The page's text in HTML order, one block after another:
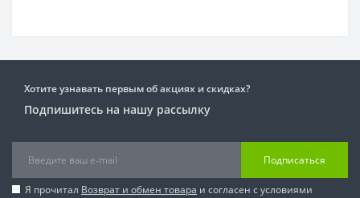
Хотите узнавать первым об акциях и скидках?
Подпишитесь на нашу рассылку
Подписаться
Я прочитал Возврат и обмен товара и согласен с условиями